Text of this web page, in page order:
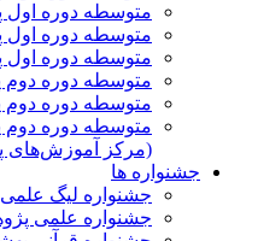
متوسطه دوره اول
متوسطه دوره اول
متوسطه دوره اول
متوسطه دوره دوم
متوسطه دوره دوم
متوسطه دوره دوم
(مرکز آموزش‌های
جشنواره ها
جشنواره لیگ علمی
جشنواره علمی